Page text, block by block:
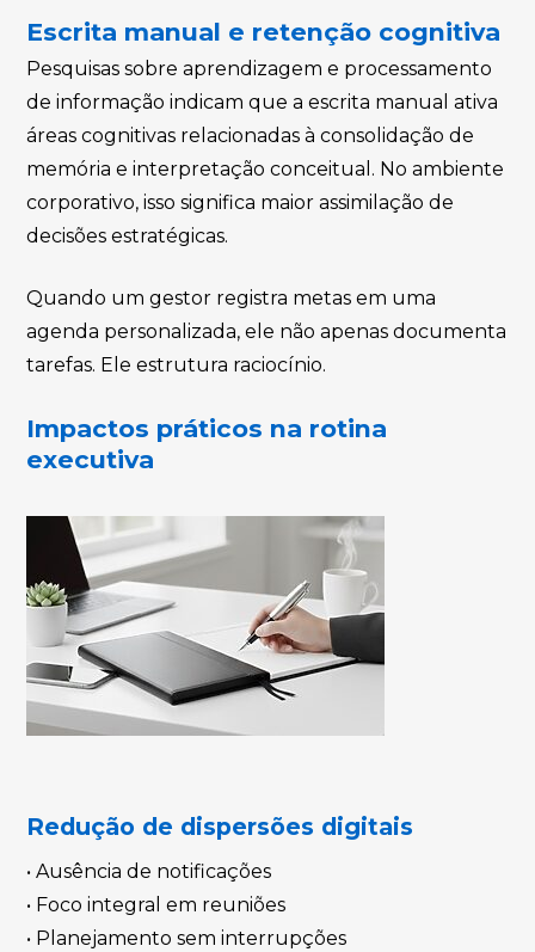
Escrita manual e retenção cognitiva
Pesquisas sobre aprendizagem e processamento
de informação indicam que a escrita manual ativa
áreas cognitivas relacionadas à consolidação de
memória e interpretação conceitual. No ambiente
corporativo, isso significa maior assimilação de
decisões estratégicas.
Quando um gestor registra metas em uma
agenda personalizada, ele não apenas documenta
tarefas. Ele estrutura raciocínio.
Impactos práticos na rotina
executiva
Redução de dispersões digitais
• Ausência de notificações
• Foco integral em reuniões
• Planejamento sem interrupções